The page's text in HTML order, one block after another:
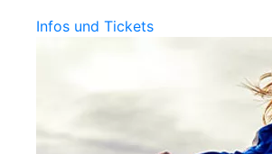
Infos und Tickets